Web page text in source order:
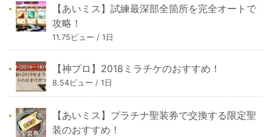
【あいミス】試練最深部全箇所を完全オートで
攻略！
11.75ビュー / 1日
【神プロ】2018ミラチケのおすすめ！
8.54ビュー / 1日
【あいミス】プラチナ聖装券で交換する限定聖
装のおすすめ！